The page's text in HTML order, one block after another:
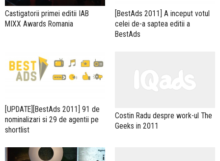
Castigatorii primei editii IAB
MIXX Awards Romania
[BestAds 2011] A inceput votul
celei de-a saptea editii a
BestAds
[UPDATE][BestAds 2011] 91 de
nominalizari si 29 de agentii pe
shortlist
Costin Radu despre work-ul The
Geeks in 2011